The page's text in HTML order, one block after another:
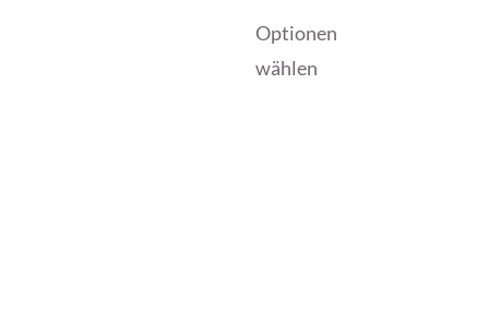
Optionen
wählen